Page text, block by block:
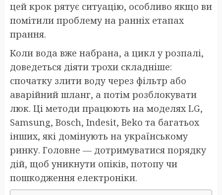
цей крок рятує ситуацію, особливо якщо ви
помітили проблему на ранніх етапах
прання.
Коли вода вже набрана, а цикл у розпалі,
доведеться діяти трохи складніше:
спочатку злити воду через фільтр або
аварійний шланг, а потім розблокувати
люк. Ці методи працюють на моделях LG,
Samsung, Bosch, Indesit, Beko та багатьох
інших, які домінують на українському
ринку. Головне — дотримуватися порядку
дій, щоб уникнути опіків, потопу чи
пошкодження електроніки.